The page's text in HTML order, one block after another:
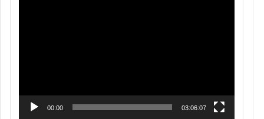
00:00 03:06:07